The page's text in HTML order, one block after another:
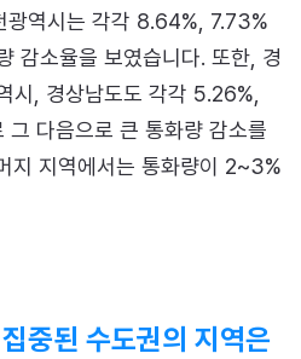
광역시는 각각 8.64%, 7.73%
감소율을 보였습니다. 또한, 경
시, 경상남도도 각각 5.26%,
다음으로 큰 통화량 감소를
지 지역에서는 통화량이 2~3%
중된 수도권의 지역은